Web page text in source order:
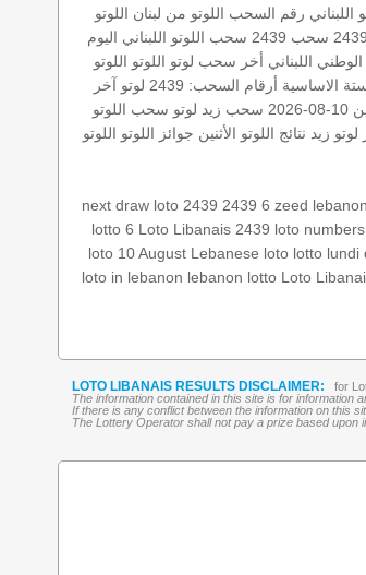
اللبناني رقم السحب اللوتو من لبنان اللوتو
سحب 2439
سحب اللوتو اللبناني اليوم
اللبناني أخر سحب لوتو اللوتو اللوتو
الاساسية أرقام السحب: 2439 لوتو آخر
سحب زيد لوتو سحب اللوتو
لوتو زيد نتائج اللوتو الأثنين جوائز اللوتو اللوتو
next draw loto 2439 2439 6 zeed
lotto 6 Loto Libanais 2439 loto numbers
loto 10 August Lebanese loto lotto lundi
loto in lebanon lebanon lotto Loto
LOTO LIBANAIS RESULTS DISCLAIMER: for
The information contained in this site is for information
If there is any conflict between the information on this
The Lottery Operator shall not pay a prize based upon